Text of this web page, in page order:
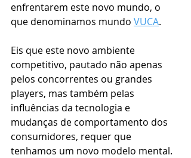
enfrentarem este novo mundo, o
que denominamos mundo VUCA.
Eis que este novo ambiente
competitivo, pautado não apenas
pelos concorrentes ou grandes
players, mas também pelas
influências da tecnologia e
mudanças de comportamento dos
consumidores, requer que
tenhamos um novo modelo mental.